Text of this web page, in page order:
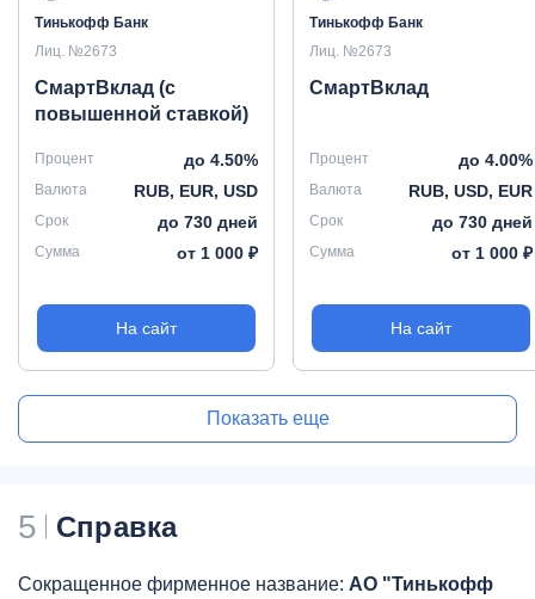
Тинькофф Банк
Лиц. №2673
СмартВклад (с
повышенной ставкой)
Процент до 4.50%
Валюта RUB, EUR, USD
Срок до 730 дней
Сумма от 1 000 ₽
На сайт
Тинькофф Банк
Лиц. №2673
СмартВклад
Процент до 4.00%
Валюта RUB, USD, EUR
Срок до 730 дней
Сумма от 1 000 ₽
На сайт
Показать еще
5 Справка
Сокращенное фирменное название: АО "Тинькофф